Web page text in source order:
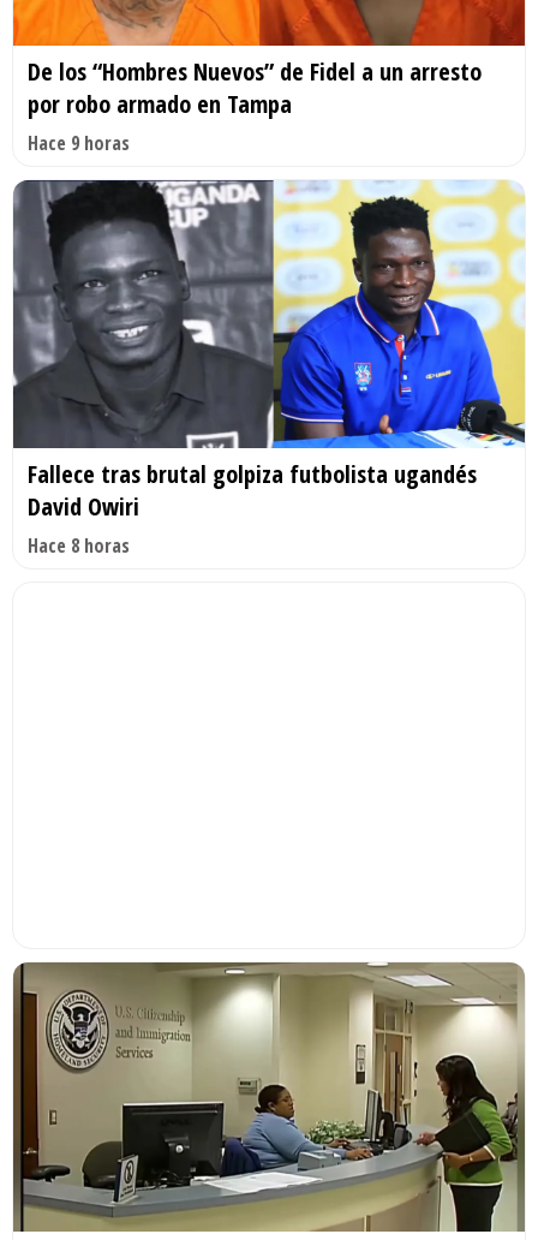
De los “Hombres Nuevos” de Fidel a un arresto
por robo armado en Tampa
Hace 9 horas
Fallece tras brutal golpiza futbolista ugandés
David Owiri
Hace 8 horas